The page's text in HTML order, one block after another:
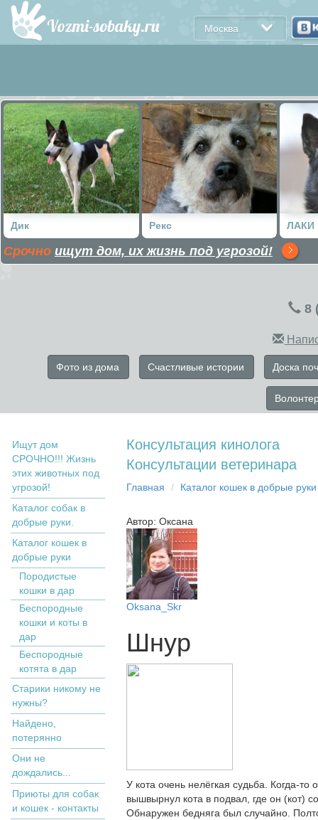
Москва
Дик Рекс ЛАКИ
Срочно ищут дом, их жизнь под угрозой!
8
Фото из дома Счастливые истории Доска
Ищут дом
СРОЧНО!!! Жизнь
этих животных под
угрозой!
Каталог собак в
добрые руки.
Кaтaлoг кoшек в
дoбрыe рyки
Пopoдистыe
кoшки в дaр
Бecпopoдныe
кoшки и коты в
дap
Беспородные
котята в дар
Старики никому не
нужны?
Найдено,
потерянно
Они не
дождались...
Приюты для собак
и кошек - контакты
Консультация кинолога
Консультации ветеринара
Главная Кaтaлoг кoшек в дoбрыe рyки
Автор: Оксана
Oksana_Skr
Шнур
У кота очень нелёгкая судьба. Когда-
вышвырнул кота в подвал, где он (кот)
Обнаружен бедняга был случайно.